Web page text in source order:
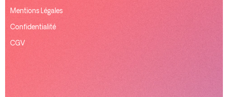
Mentions Légales
Confidentialité
CGV